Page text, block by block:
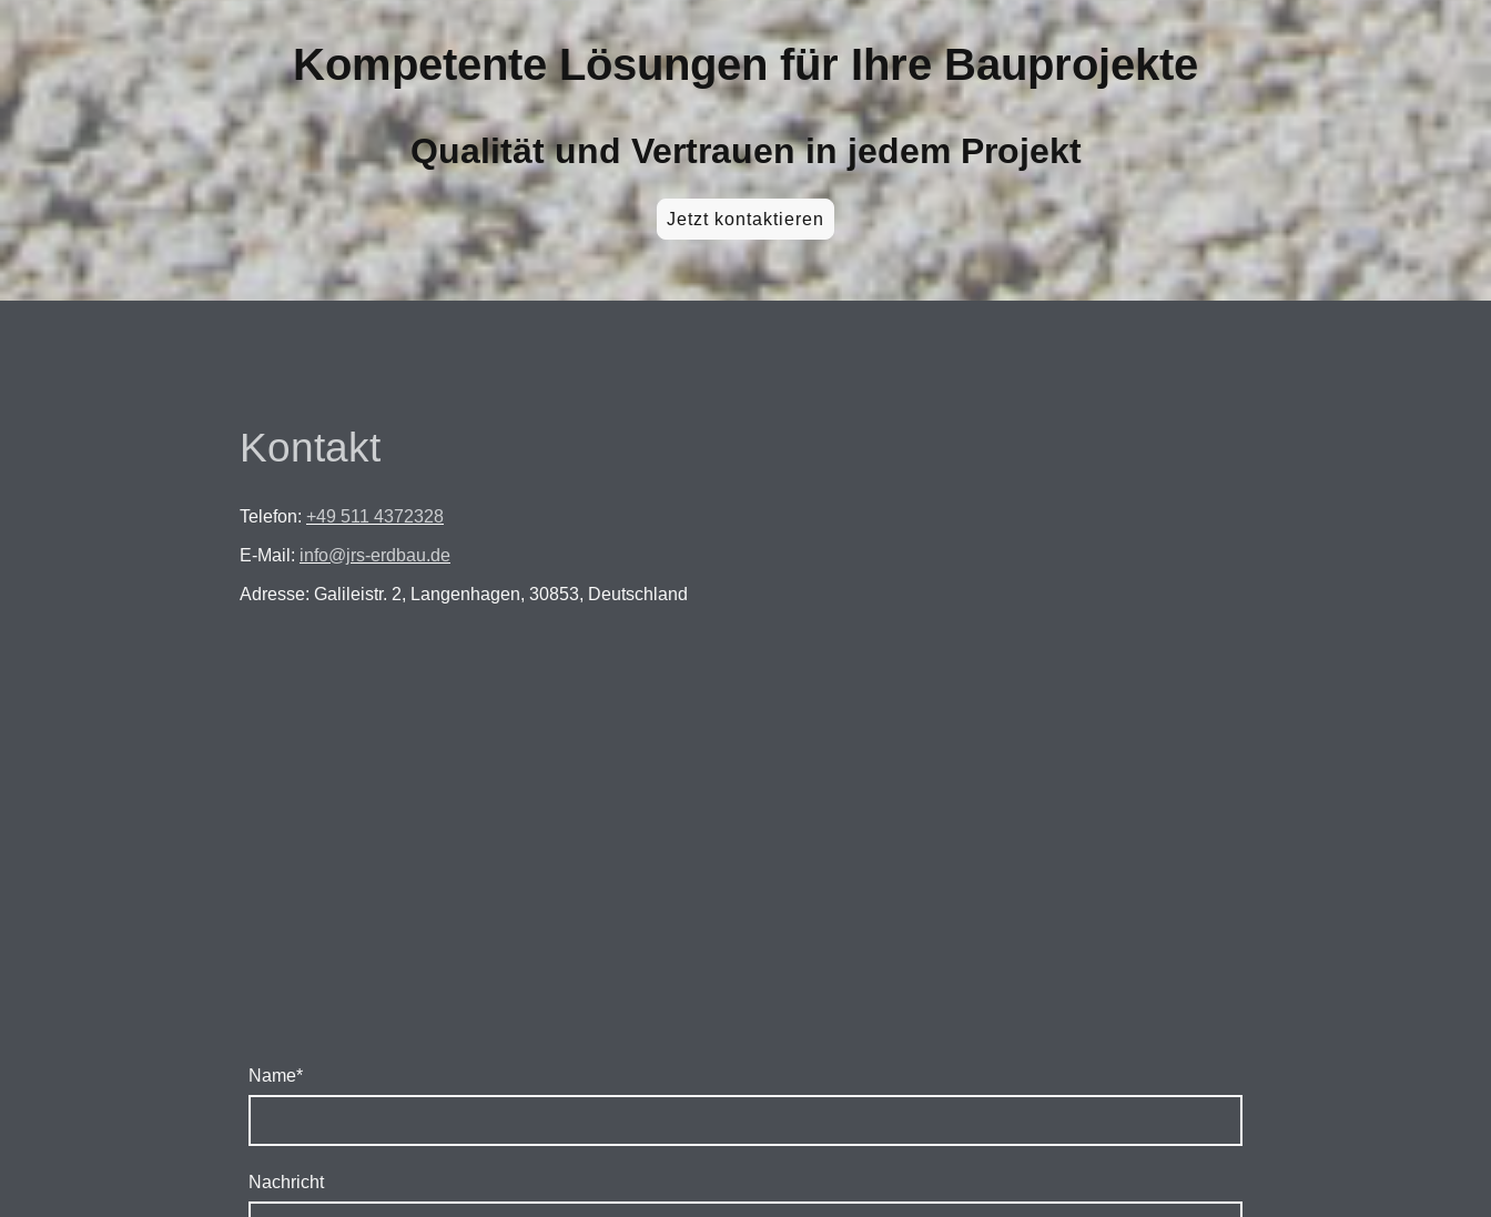
Kompetente Lösungen für Ihre Bauprojekte
Qualität und Vertrauen in jedem Projekt
Jetzt kontaktieren
Kontakt
Telefon: +49 511 4372328
E-Mail: info@jrs-erdbau.de
Adresse: Galileistr. 2, Langenhagen, 30853, Deutschland
Name*
Nachricht